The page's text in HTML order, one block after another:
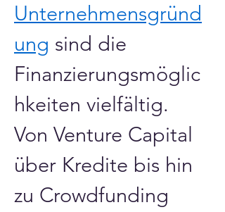
Unternehmensgründ
ung sind die
Finanzierungsmöglic
hkeiten vielfältig.
Von Venture Capital
über Kredite bis hin
zu Crowdfunding